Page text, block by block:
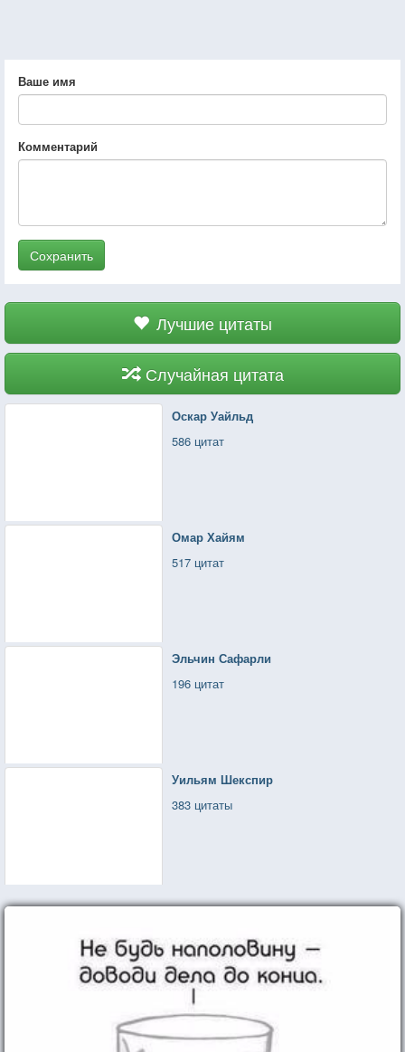
Ваше имя
Комментарий
Сохранить
Лучшие цитаты
Случайная цитата
Оскар Уайльд
586 цитат
Омар Хайям
517 цитат
Эльчин Сафарли
196 цитат
Уильям Шекспир
383 цитаты